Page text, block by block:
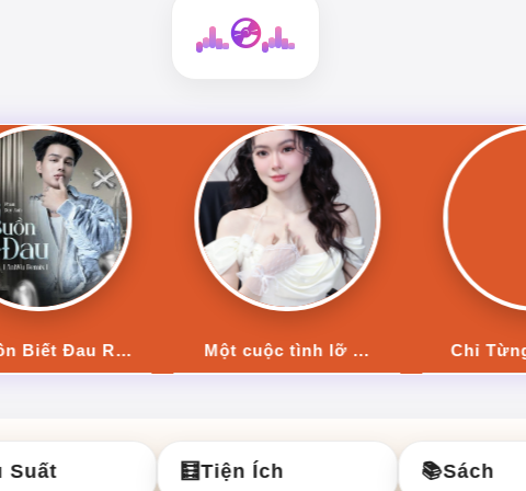
💿
Một cuộc tình lỡ ... Chỉ Từng Lướt Qua
Tiện Ích Sách